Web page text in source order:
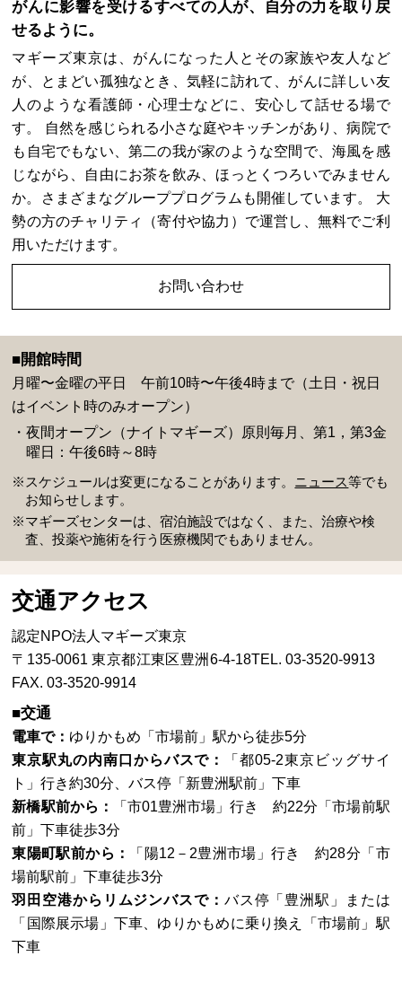
がんに影響を受けるすべての人が、自分の力を取り戻
せるように。
マギーズ東京は、がんになった人とその家族や友人など
が、とまどい孤独なとき、気軽に訪れて、がんに詳しい友
人のような看護師・心理士などに、安心して話せる場で
す。 自然を感じられる小さな庭やキッチンがあり、病院で
も自宅でもない、第二の我が家のような空間で、海風を感
じながら、自由にお茶を飲み、ほっとくつろいでみません
か。さまざまなグループプログラムも開催しています。 大
勢の方のチャリティ（寄付や協力）で運営し、無料でご利
用いただけます。
お問い合わせ
■開館時間
月曜〜金曜の平日 午前10時〜午後4時まで（土日・祝日
はイベント時のみオープン）
・夜間オープン（ナイトマギーズ）原則毎月、第1，第3金
曜日：午後6時～8時
※スケジュールは変更になることがあります。 ニュース等でも
お知らせします。
※マギーズセンターは、宿泊施設ではなく、また、治療や検
査、投薬や施術を行う医療機関でもありません。
交通アクセス
認定NPO法人マギーズ東京
〒135-0061 東京都江東区豊洲6-4-18TEL.03-3520-9913
FAX. 03-3520-9914
■交通
電車で： ゆりかもめ「市場前」駅から徒歩5分
東京駅丸の内南口からバスで：
「都05-2東京ビッグサイ
ト」行き約30分、バス停「新豊洲駅前」下車
新橋駅前から：
「市01豊洲市場」行き 約22分「市場前駅
前」下車徒歩3分
東陽町駅前から：
「陽12－2豊洲市場」行き 約28分「市
場前駅前」下車徒歩3分
羽田空港からリムジンバスで： バス停「豊洲駅」または
「国際展示場」下車、ゆりかもめに乗り換え「市場前」駅
下車